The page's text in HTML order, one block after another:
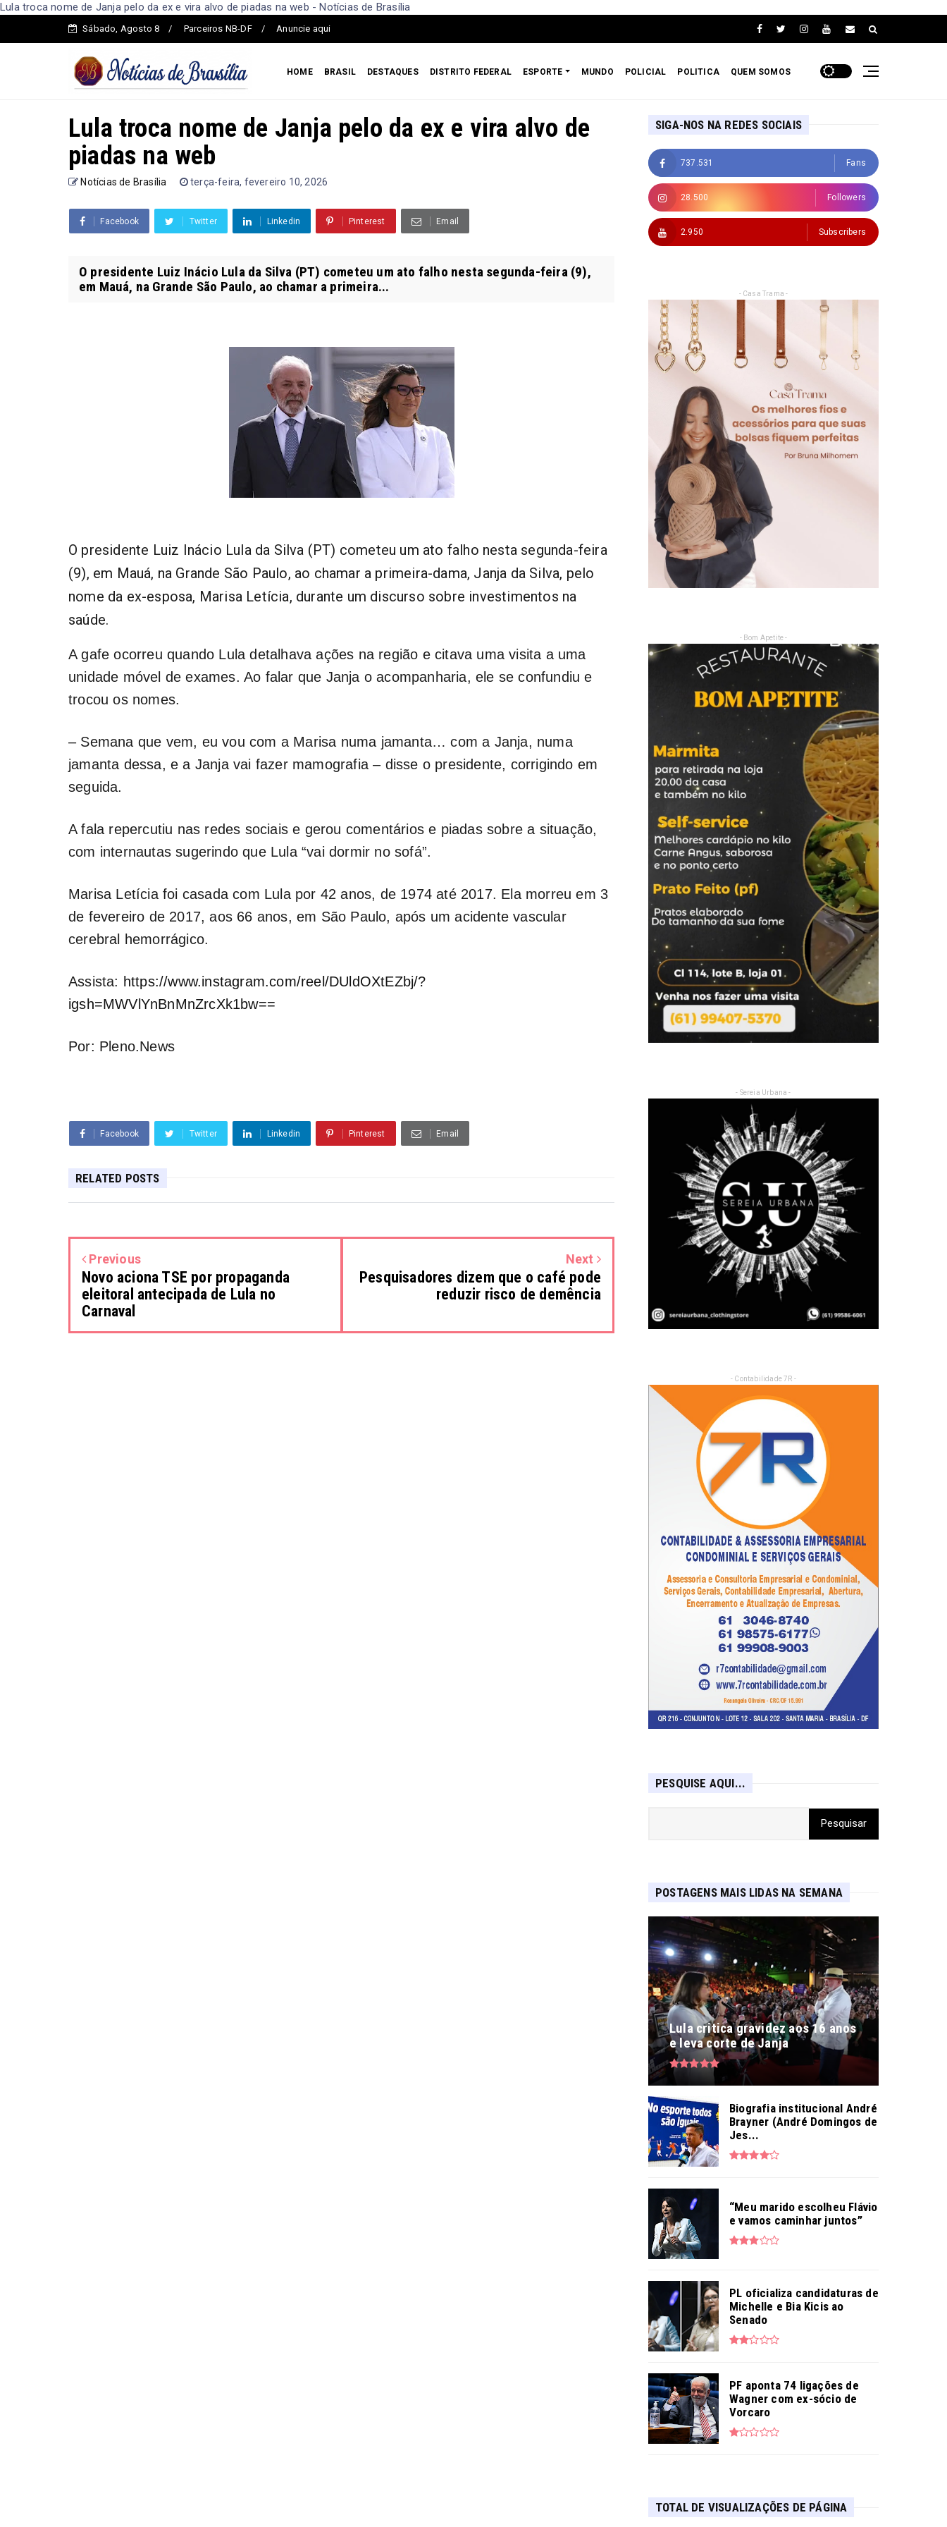
Lula troca nome de Janja pelo da ex e vira alvo de piadas na web - Notícias de Brasília
Sábado, Agosto 8 Parceiros NB-DF Anuncie aqui
HOME BRASIL DESTAQUES DISTRITO FEDERAL ESPORTE MUNDO POLICIAL POLITICA QUEM SOMOS
Lula troca nome de Janja pelo da ex e vira alvo de
piadas na web
Notícias de Brasília terça-feira, fevereiro 10, 2026
Facebook Twitter Linkedin Pinterest Email
O presidente Luiz Inácio Lula da Silva (PT) cometeu um ato falho nesta segunda-feira (9),
em Mauá, na Grande São Paulo, ao chamar a primeira...
O presidente Luiz Inácio Lula da Silva (PT) cometeu um ato falho nesta segunda-feira
(9), em Mauá, na Grande São Paulo, ao chamar a primeira-dama, Janja da Silva, pelo
nome da ex-esposa, Marisa Letícia, durante um discurso sobre investimentos na
saúde.
A gafe ocorreu quando Lula detalhava ações na região e citava uma visita a uma
unidade móvel de exames. Ao falar que Janja o acompanharia, ele se confundiu e
trocou os nomes.
– Semana que vem, eu vou com a Marisa numa jamanta… com a Janja, numa
jamanta dessa, e a Janja vai fazer mamografia – disse o presidente, corrigindo em
seguida.
A fala repercutiu nas redes sociais e gerou comentários e piadas sobre a situação,
com internautas sugerindo que Lula “vai dormir no sofá”.
Marisa Letícia foi casada com Lula por 42 anos, de 1974 até 2017. Ela morreu em 3
de fevereiro de 2017, aos 66 anos, em São Paulo, após um acidente vascular
cerebral hemorrágico.
Assista: https://www.instagram.com/reel/DUldOXtEZbj/?
igsh=MWVlYnBnMnZrcXk1bw==
Por: Pleno.News
Facebook Twitter Linkedin Pinterest Email
RELATED POSTS
Previous
Novo aciona TSE por propaganda
eleitoral antecipada de Lula no
Carnaval
Next
Pesquisadores dizem que o café pode
reduzir risco de demência
SIGA-NOS NA REDES SOCIAIS
737.531 Fans
28.500 Followers
2.950 Subscribers
- Casa Trama -
- Bom Apetite -
- Sereia Urbana -
- Contabilidade 7R -
PESQUISE AQUI...
POSTAGENS MAIS LIDAS NA SEMANA
Lula critica gravidez aos 16 anos
e leva corte de Janja
Biografia institucional André
Brayner (André Domingos de
Jes...
“Meu marido escolheu Flávio
e vamos caminhar juntos”
PL oficializa candidaturas de
Michelle e Bia Kicis ao
Senado
PF aponta 74 ligações de
Wagner com ex-sócio de
Vorcaro
TOTAL DE VISUALIZAÇÕES DE PÁGINA